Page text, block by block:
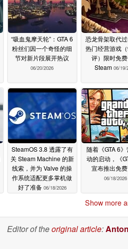
“吸血鬼摩天轮”：GTA 6
粉丝们因一个奇怪的细
节对新片段展开热议
06/20/2026
恐龙骨架取代过
热门经营游戏
评）限时免
Steam 06/19/
SteamOS 3.8 透露了有
关 Steam Machine 的新
线索，并为 Valve 的操
作系统适配更多掌机做
好了准备 06/18/2026
随着《GTA 6
动的启动，《
宣布推出免
06/18/2026
Show more
Editor of theoriginal article: